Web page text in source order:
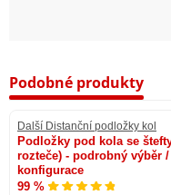
Podobné produkty
Další Distanční podložky kol
Podložky pod kola se
rozteče) - podrobný výběr
konfigurace
99 %